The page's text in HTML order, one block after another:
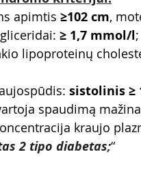
apimtis ≥102 cm,
≥ 1,7 mmol/l;
lipoproteinų
sistolinis ≥
spaudimą
kraujo
2 tipo diabetas;“